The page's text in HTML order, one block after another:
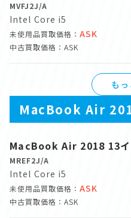
MVFJ2J/A
Intel Core i5
未使用品買取価格： ASK
中古買取価格：ASK
も
MacBook Air
MacBook Air 2018 13イ
MREF2J/A
Intel Core i5
未使用品買取価格： ASK
中古買取価格：ASK